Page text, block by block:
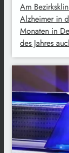
Am
Alzheimer in
Monaten in
des Jahres